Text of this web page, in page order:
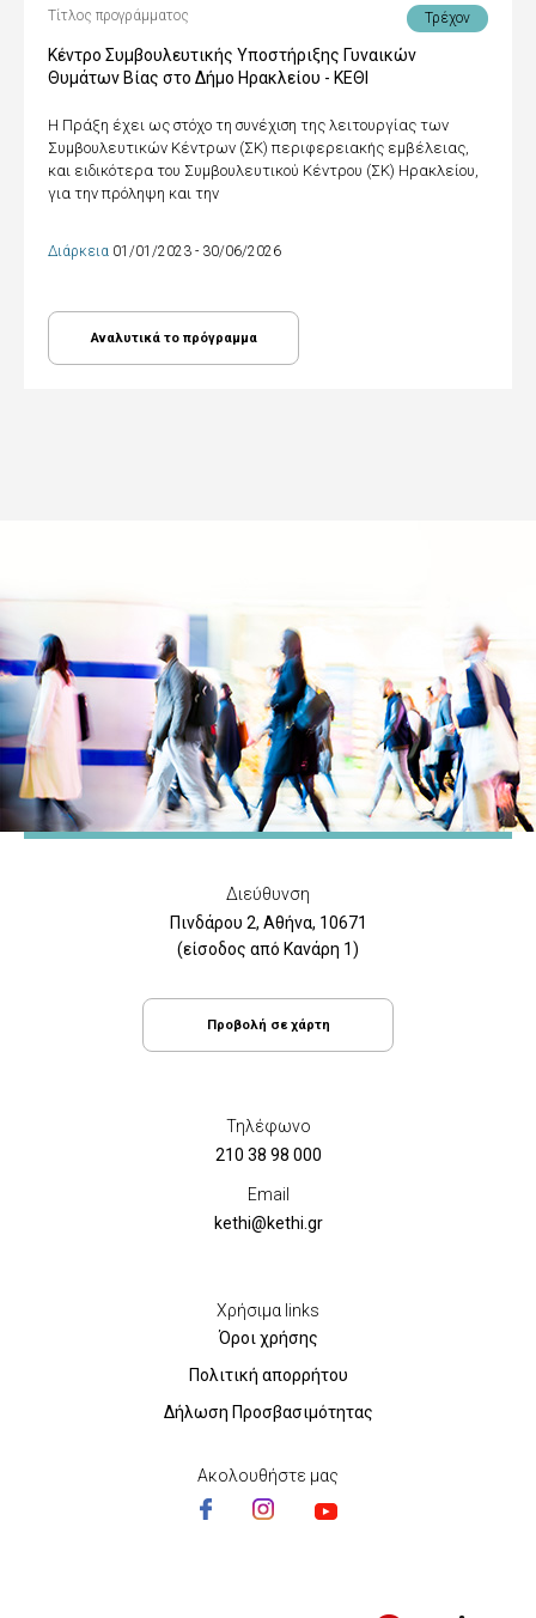
Τίτλος προγράμματος Τρέχον
Κέντρο Συμβουλευτικής Υποστήριξης Γυναικών
Θυμάτων Βίας στο Δήμο Ηρακλείου - ΚΕΘΙ
Η Πράξη έχει ως στόχο τη συνέχιση της λειτουργίας των
Συμβουλευτικών Κέντρων (ΣΚ) περιφερειακής εμβέλειας,
και ειδικότερα του Συμβουλευτικού Κέντρου (ΣΚ) Ηρακλείου,
για την πρόληψη και την
Διάρκεια 01/01/2023 - 30/06/2026
Αναλυτικά το πρόγραμμα
Διεύθυνση
Πινδάρου 2, Αθήνα, 10671
(είσοδος από Κανάρη 1)
Προβολή σε χάρτη
Τηλέφωνο
210 38 98 000
Email
kethi@kethi.gr
Χρήσιμα links
Όροι χρήσης
Πολιτική απορρήτου
Δήλωση Προσβασιμότητας
Ακολουθήστε μας